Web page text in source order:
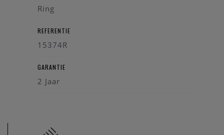
Ring
REFERENTIE
15374R
GARANTIE
2 Jaar